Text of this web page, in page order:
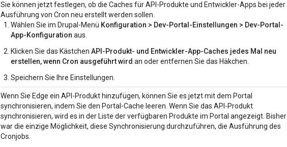
Sie können jetzt festlegen, ob die Caches für API-Produkte und Entwickler-Apps bei jeder
Ausführung von Cron neu erstellt werden sollen.
Wählen Sie im Drupal-Menü Konfiguration > Dev-Portal-Einstellungen > Dev-Portal-
App-Konfiguration aus.
Klicken Sie das Kästchen API-Produkt- und Entwickler-App-Caches jedes Mal neu
erstellen, wenn Cron ausgeführt wird an oder entfernen Sie das Häkchen.
Speichern Sie Ihre Einstellungen.
Wenn Sie Edge ein API-Produkt hinzufügen, können Sie es jetzt mit dem Portal
synchronisieren, indem Sie den Portal-Cache leeren. Wenn Sie das API-Produkt
synchronisieren, wird es in der Liste der verfügbaren Produkte im Portal angezeigt. Bisher
war die einzige Möglichkeit, diese Synchronisierung durchzuführen, die Ausführung des
Cronjobs.